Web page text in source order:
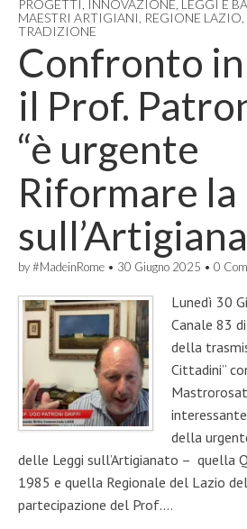
PROGETTI INNOVAZIONE LEGGI E
MAESTRI ARTIGIANI REGIONE LAZIO
TRADIZIONE
Confronto
il Prof.
“è urgente
Riformare la
by#MadeinRome • 30 Giugno 2025 • 0
Lunedì 30
Canale 83
della
Cittadini”
della
delle Leggi sull’Artigianato – quella
1985 e quella Regionale del Lazio
partecipazione del Prof.…